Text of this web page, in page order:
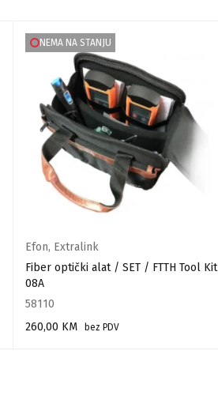
NEMA NA STANJU
Efon, Extralink
Fiber optički alat / SET / FTTH Tool Kit
08A
58110
260,00 KM
bez PDV